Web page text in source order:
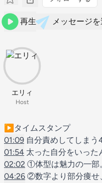
再生 メッセージ
エリィ
Host
▶︎タイムスタンプ
01:09 自分責めしてしまう
01:54 太った自分をいった
02:02 ①体型は魅力の一部
04:26 ②数字より部分痩せ